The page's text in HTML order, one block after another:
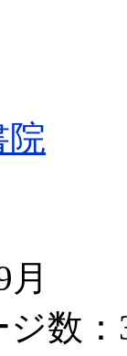
院
数：